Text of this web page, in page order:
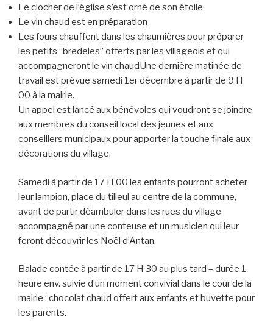
Le clocher de l’église s’est orné de son étoile
Le vin chaud est en préparation
Les fours chauffent dans les chaumières pour préparer
les petits “bredeles” offerts par les villageois et qui
accompagneront le vin chaudUne dernière matinée de
travail est prévue samedi 1er décembre à partir de 9 H
00 à la mairie.
Un appel est lancé aux bénévoles qui voudront se joindre
aux membres du conseil local des jeunes et aux
conseillers municipaux pour apporter la touche finale aux
décorations du village.
Samedi à partir de 17 H 00 les enfants pourront acheter
leur lampion, place du tilleul au centre de la commune,
avant de partir déambuler dans les rues du village
accompagné par une conteuse et un musicien qui leur
feront découvrir les Noël d’Antan.
Balade contée à partir de 17 H 30 au plus tard – durée 1
heure env. suivie d’un moment convivial dans le cour de la
mairie : chocolat chaud offert aux enfants et buvette pour
les parents.